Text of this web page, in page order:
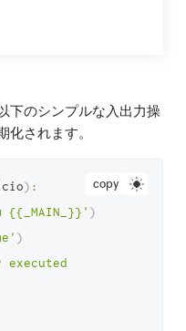
下のシンプルな入出力操
化されます。
copy
) :
{{_MAIN_}}' )
)